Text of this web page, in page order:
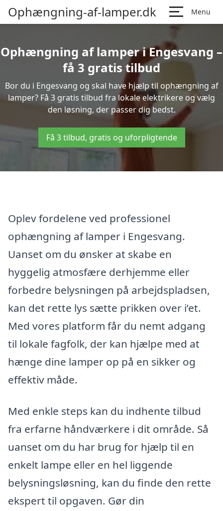
Ophængning-af-lamper.dk Menu
Ophængning af lamper i Engesvang –
få 3 gratis tilbud
Bor du i Engesvang og skal have hjælp til ophængning af
lamper? Få 3 gratis tilbud fra lokale elektrikere og vælg
den løsning, der passer dig bedst.
Få 3 tilbud, gratis og uforpligtende
Oplev fordelene ved professionel
ophængning af lamper i Engesvang.
Uanset om du ønsker at skabe en
hyggelig atmosfære derhjemme eller
forbedre belysningen på arbejdspladsen,
kan det rette lys sætte prikken over i’et.
Med vores platform får du nemt adgang
til lokale fagfolk, der kan hjælpe med at
hænge dine lamper op på en sikker og
effektiv måde.
Med enkle steps kan du indhente tilbud
fra erfarne håndværkere i dit område. Så
uanset om du har brug for hjælp til en
enkelt lampe eller en hel liggende
belysningsløsning, kan du finde den rette
ekspert til opgaven. Gør din